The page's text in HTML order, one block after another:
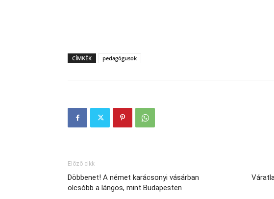
CÍMKÉK pedagógusok
Előző cikk
Döbbenet! A német karácsonyi vásárban
olcsóbb a lángos, mint Budapesten